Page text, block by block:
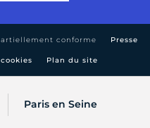
Paris en Seine
conforme Presse
Plan du site